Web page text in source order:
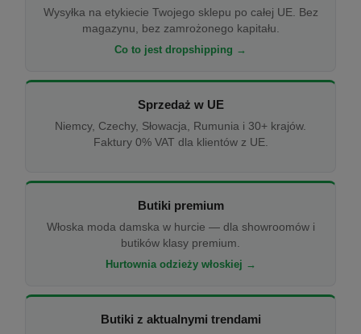
Wysyłka na etykiecie Twojego sklepu po całej UE. Bez
magazynu, bez zamrożonego kapitału.
Co to jest dropshipping →
Sprzedaż w UE
Niemcy, Czechy, Słowacja, Rumunia i 30+ krajów.
Faktury 0% VAT dla klientów z UE.
Butiki premium
Włoska moda damska w hurcie — dla showroomów i
butików klasy premium.
Hurtownia odzieży włoskiej →
Butiki z aktualnymi trendami